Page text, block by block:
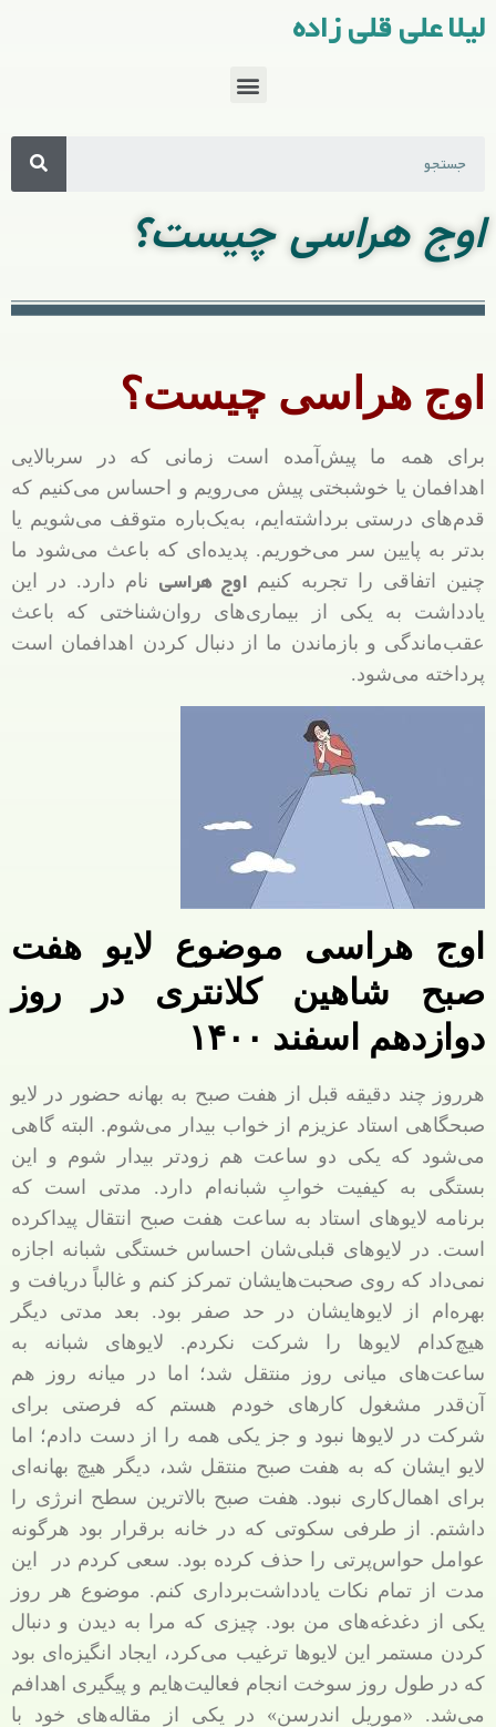
لیلا علی قلی زاده
اوج هراسی چیست؟
اوج هراسی چیست؟
برای همه ما پیش‌آمده است زمانی که در سربالایی
اهدافمان یا خوشبختی پیش می‌رویم و احساس می‌کنیم که
قدم‌های درستی برداشته‌ایم، به‌یک‌باره متوقف می‌شویم یا
بدتر به پایین سر می‌خوریم. پدیده‌ای که باعث می‌شود ما
چنین اتفاقی را تجربه کنیم اوج هراسی نام دارد. در این
یادداشت به یکی از بیماری‌های روان‌شناختی که باعث
عقب‌ماندگی و بازماندن ما از دنبال کردن اهدافمان است
پرداخته می‌شود.
اوج هراسی موضوع لایو هفت
صبح شاهین کلانتری در روز
دوازدهم اسفند ۱۴۰۰
هرروز چند دقیقه قبل از هفت صبح به بهانه حضور در لایو
صبحگاهی استاد عزیزم از خواب بیدار می‌شوم. البته گاهی
می‌شود که یکی دو ساعت هم زودتر بیدار شوم و این
بستگی به کیفیت خوابِ شبانه‌ام دارد. مدتی است که
برنامه لایوهای استاد به ساعت هفت صبح انتقال پیداکرده
است. در لایوهای قبلی‌شان احساس خستگی شبانه اجازه
نمی‌داد که روی صحبت‌هایشان تمرکز کنم و غالباً دریافت و
بهره‌ام از لایوهایشان در حد صفر بود. بعد مدتی دیگر
هیچ‌کدام لایوها را شرکت نکردم. لایوهای شبانه به
ساعت‌های میانی روز منتقل شد؛ اما در میانه روز هم
آن‌قدر مشغول کارهای خودم هستم که فرصتی برای
شرکت در لایوها نبود و جز یکی همه را از دست دادم؛ اما
لایو ایشان که به هفت صبح منتقل شد، دیگر هیچ بهانه‌ای
برای اهمال‌کاری نبود. هفت صبح بالاترین سطح انرژی را
داشتم. از طرفی سکوتی که در خانه برقرار بود هرگونه
عوامل حواس‌پرتی را حذف کرده بود. سعی کردم در این
مدت از تمام نکات یادداشت‌برداری کنم. موضوع هر روز
یکی از دغدغه‌های من بود. چیزی که مرا به دیدن و دنبال
کردن مستمر این لایوها ترغیب می‌کرد، ایجاد انگیزه‌ای بود
که در طول روز سوخت انجام فعالیت‌هایم و پیگیری اهدافم
می‌شد. «موریل اندرسن» در یکی از مقاله‌های خود با